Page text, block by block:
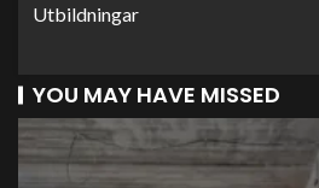
Utbildningar
YOU MAY HAVE MISSED